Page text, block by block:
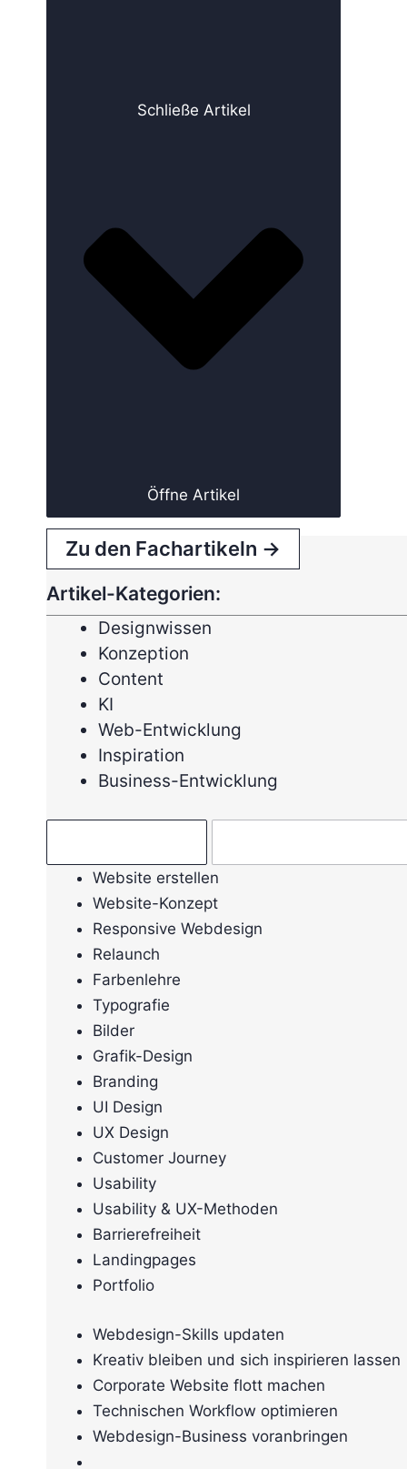
Schließe Artikel
Öffne Artikel
Zu den Fachartikeln →
Artikel-Kategorien:
Designwissen
Konzeption
Content
KI
Web-Entwicklung
Inspiration
Business-Entwicklung
Website erstellen
Website-Konzept
Responsive Webdesign
Relaunch
Farbenlehre
Typografie
Bilder
Grafik-Design
Branding
UI Design
UX Design
Customer Journey
Usability
Usability & UX-Methoden
Barrierefreiheit
Landingpages
Portfolio
Webdesign-Skills updaten
Kreativ bleiben und sich inspirieren lassen
Corporate Website flott machen
Technischen Workflow optimieren
Webdesign-Business voranbringen